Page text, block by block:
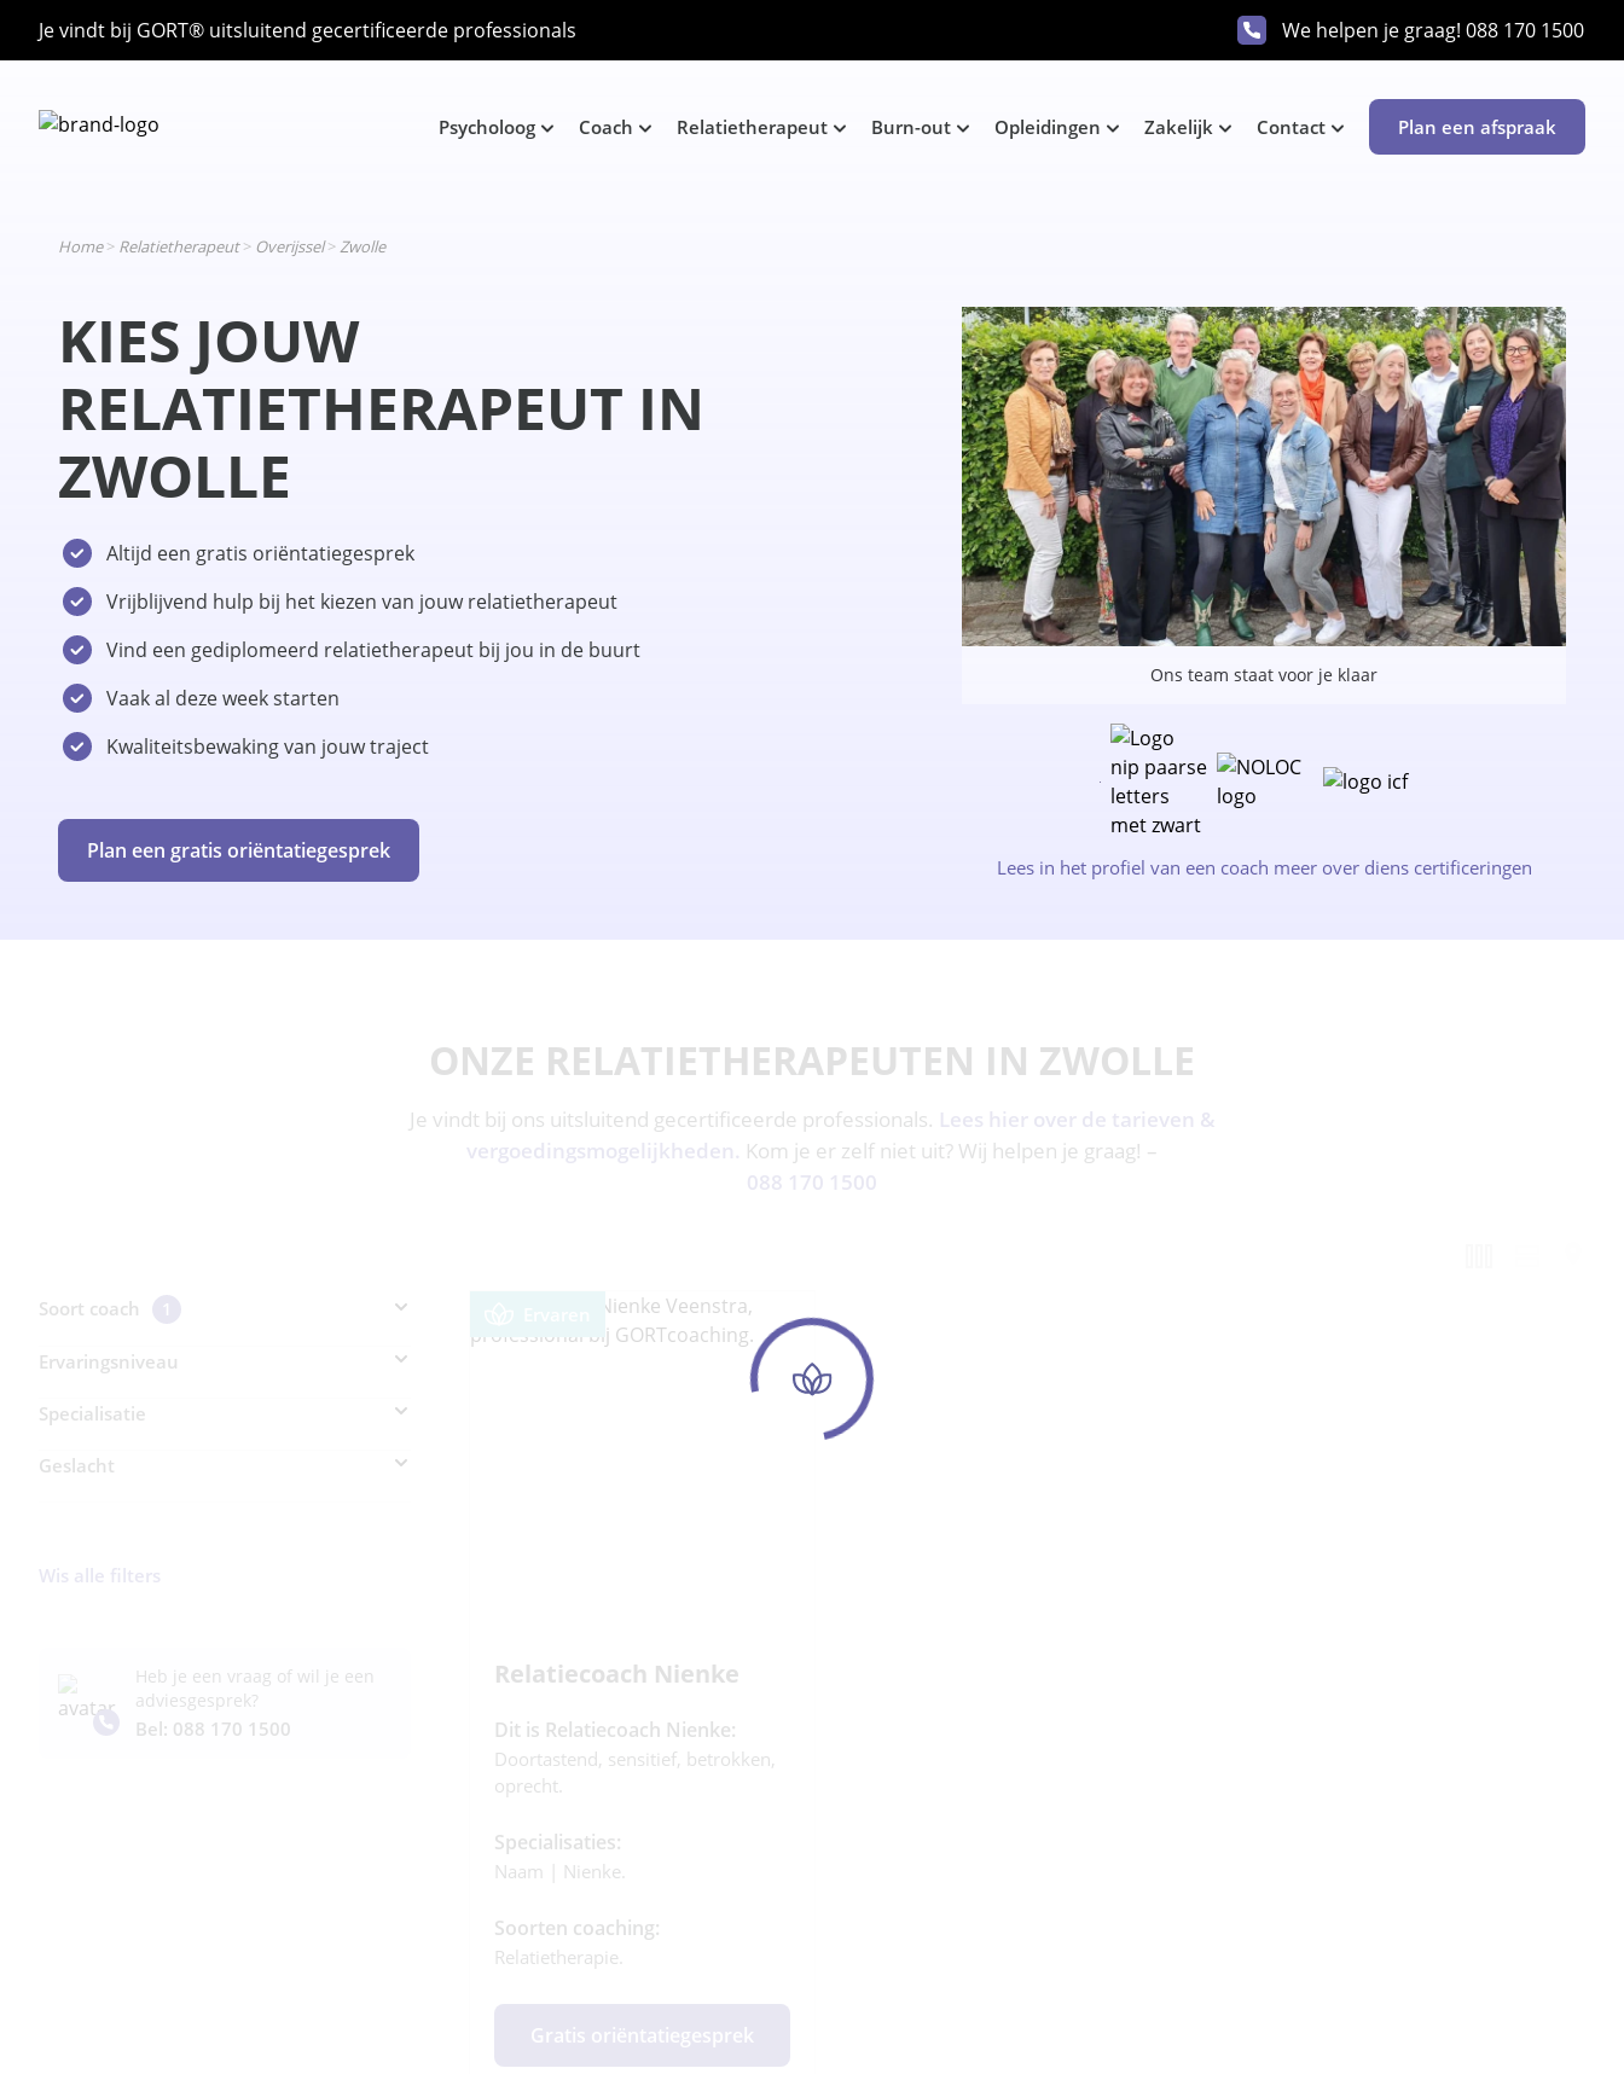
Je vindt bij GORT® uitsluitend gecertificeerde professionals We helpen je graag! 088 170 1500
Psycholoog Coach Relatietherapeut Burn-out Opleidingen Zakelijk Contact Plan een afspraak
Home > Relatietherapeut > Overijssel >Zwolle
KIES JOUW
RELATIETHERAPEUT IN
ZWOLLE
Altijd een gratis oriëntatiegesprek
Vrijblijvend hulp bij het kiezen van jouw relatietherapeut
Vind een gediplomeerd relatietherapeut bij jou in de buurt
Vaak al deze week starten
Kwaliteitsbewaking van jouw traject
Plan een gratis oriëntatiegesprek
Ons team staat voor je klaar
Lees in het profiel van een coach meer over diens certificeringen
ONZE RELATIETHERAPEUTEN IN ZWOLLE
Je vindt bij ons uitsluitend gecertificeerde professionals. Lees hier over de tarieven &
vergoedingsmogelijkheden. Kom je er zelf niet uit? Wij helpen je graag! –
088 170 1500
Soort coach 1
Ervaringsniveau
Specialisatie
Geslacht
Wis alle filters
Heb je een vraag of wil je een
adviesgesprek?
Bel: 088 170 1500
Relatiecoach Nienke
Dit is Relatiecoach Nienke:
Doortastend, sensitief, betrokken,
oprecht.
Specialisaties:
Naam | Nienke.
Soorten coaching:
Relatietherapie.
Gratis oriëntatiegesprek